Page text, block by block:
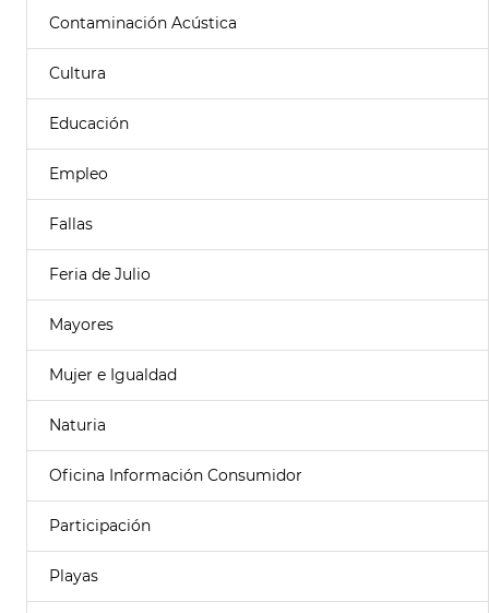
Contaminación Acústica
Cultura
Educación
Empleo
Fallas
Feria de Julio
Mayores
Mujer e Igualdad
Naturia
Oficina Información Consumidor
Participación
Playas